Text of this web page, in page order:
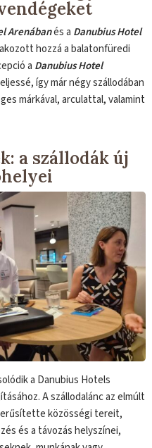
Arenábanés a Danubius Hotel
hozzá a balatonfüredi
a Danubius Hotel
így már négy szállodában
márkával, arculattal, valamint
a szállodák új
a Danubius Hotels
A szállodalánc az elmúlt
közösségi tereit,
és a távozás helyszínei,